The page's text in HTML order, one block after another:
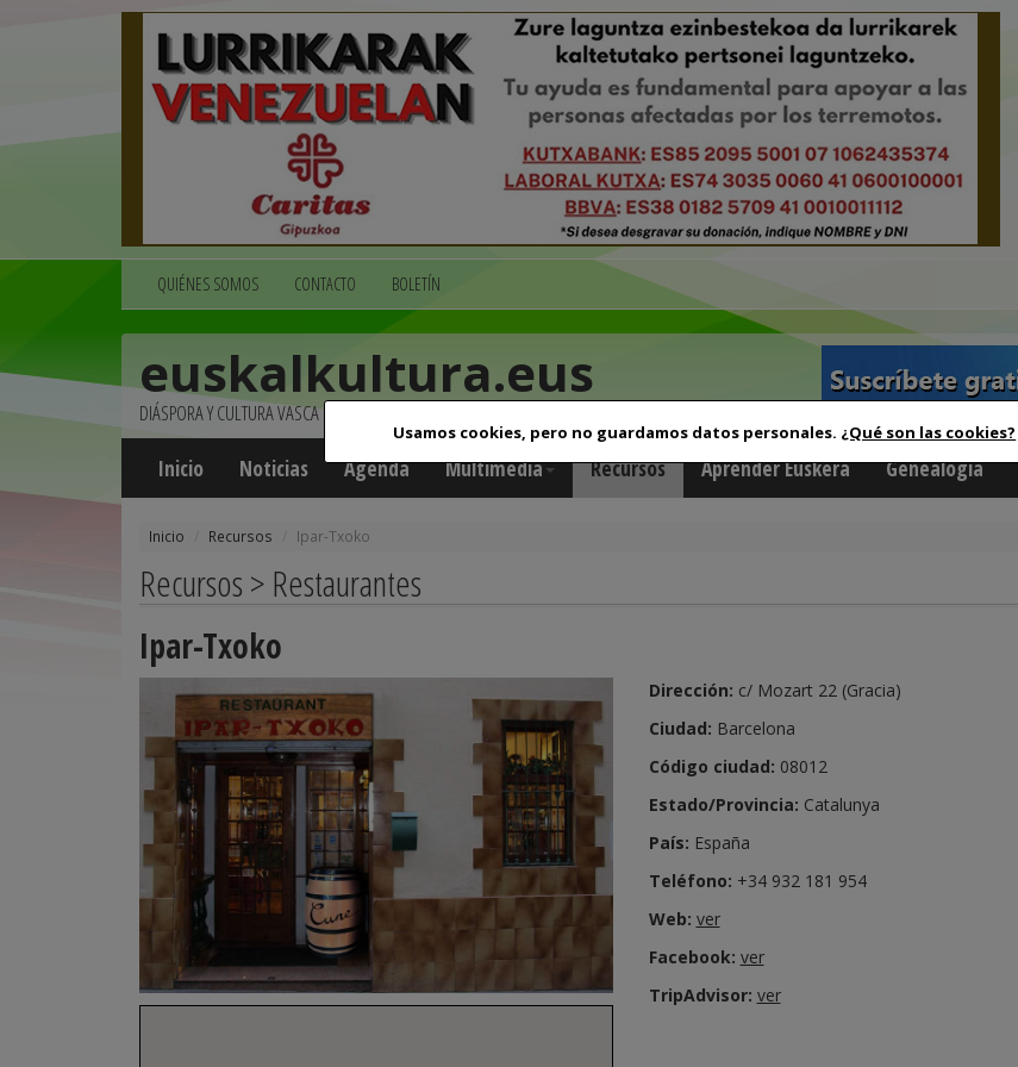
Usamos cookies, pero no guardamos datos personales. ¿Qué son las cookies?
QUIÉNES SOMOS CONTACTO BOLETÍN
euskalkultura.eus
DIÁSPORA Y CULTURA VASCA
Inicio Noticias Agenda Multimedia Recursos Aprender Euskera Genealogía
Inicio Recursos Ipar-Txoko
Recursos > Restaurantes
Ipar-Txoko
Dirección: c/ Mozart 22 (Gracia)
Ciudad: Barcelona
Código ciudad: 08012
Estado/Provincia: Catalunya
País: España
Teléfono: +34 932 181 954
Web: ver
Facebook: ver
TripAdvisor: ver